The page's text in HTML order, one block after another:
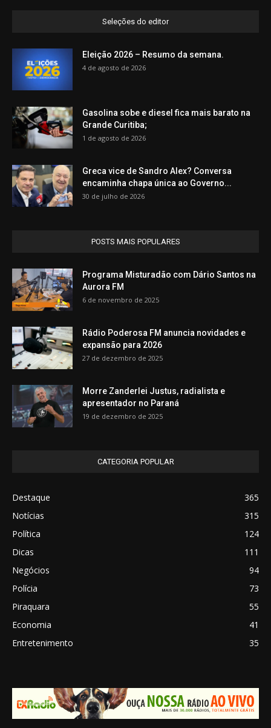
Seleções do editor
Eleição 2026 – Resumo da semana.
4 de agosto de 2026
Gasolina sobe e diesel fica mais barato na
Grande Curitiba;
1 de agosto de 2026
Greca vice de Sandro Alex? Conversa
encaminha chapa única ao Governo...
30 de julho de 2026
POSTS MAIS POPULARES
Programa Misturadão com Dário Santos na
Aurora FM
6 de novembro de 2025
Rádio Poderosa FM anuncia novidades e
expansão para 2026
27 de dezembro de 2025
Morre Zanderlei Justus, radialista e
apresentador no Paraná
19 de dezembro de 2025
CATEGORIA POPULAR
Destaque
365
Notícias
315
Política
124
Dicas
111
Negócios
94
Polícia
73
Piraquara
55
Economia
41
Entretenimento
35